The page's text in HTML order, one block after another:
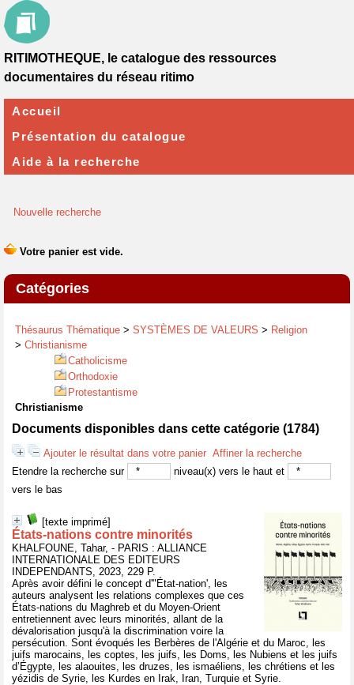
Nouvelle recherche
Catégories
Thésaurus Thématique > SYSTÈMES DE VALEURS > Religion
> Christianisme
Catholicisme
Orthodoxie
Protestantisme
Christianisme
Documents disponibles dans cette catégorie (1784)
Ajouter le résultat dans votre panier Affiner la recherche
Etendre la recherche sur
niveau(x) vers le haut et
vers le bas
[texte imprimé]
États-nations contre minorités
KHALFOUNE, Tahar, - PARIS : ALLIANCE
INTERNATIONALE DES EDITEURS
INDEPENDANTS, 2023, 229 P.
Après avoir défini le concept d'"État-nation', les
auteurs analysent les relations complexes que ces
États-nations du Maghreb et du Moyen-Orient
entretiennent avec leurs minorités, allant de la
dévalorisation jusqu'à la discrimination voire la
persécution. Sont évoqués les Berbères de l'Algérie et du Maroc, les
juifs marocains, les coptes, les juifs, les Doms, les Nubiens et les juifs
d’Égypte, les alaouites, les druzes, les ismaéliens, les chrétiens et les
yézidis de Syrie, les Kurdes en Irak, Iran, Turquie et Syrie.
RITIMOTHEQUE, le catalogue des ressources
documentaires du réseau ritimo
Accueil
Présentation du catalogue
Aide à la recherche